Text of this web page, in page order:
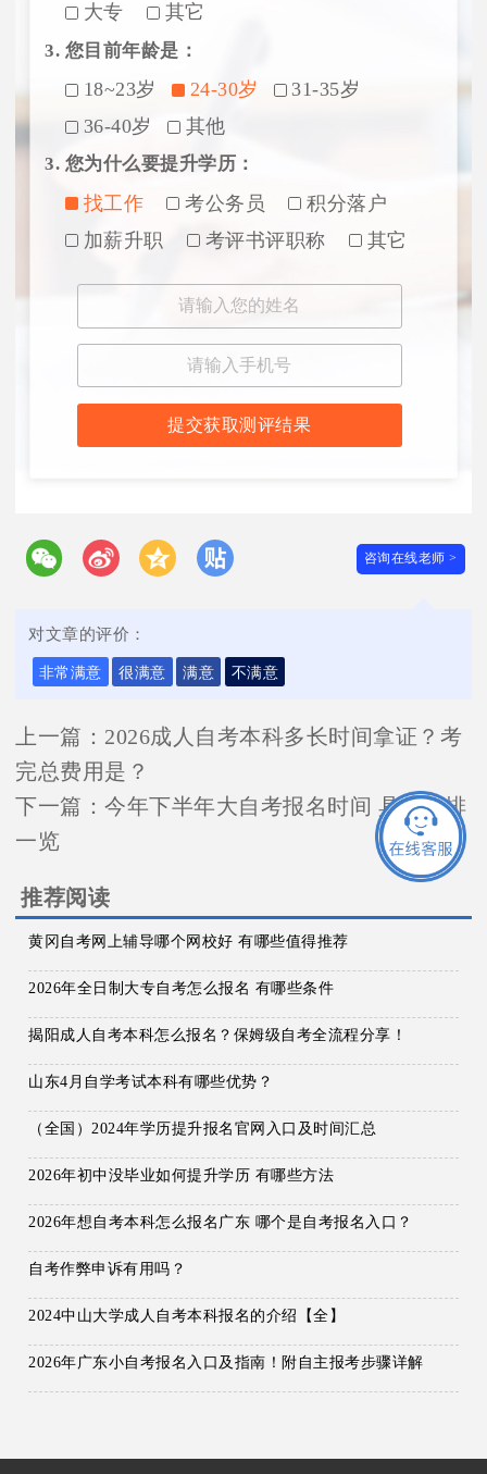
大专
其它
3. 您目前年龄是：
18~23岁 24-30岁
31-35岁
36-40岁
其他
3. 您为什么要提升学历：
找工作 考公务员
积分落户
加薪升职
考评书评职称 其它
提交获取测评结果
咨询在线老师 >
对文章的评价：
非常满意 很满意 满意 不满意
上一篇： 2026成人自考本科多长时间拿证？考
完总费用是？
下一篇：今年下半年大自考报名时间 具体安排
一览
推荐阅读
黄冈自考网上辅导哪个网校好 有哪些值得推荐
2026年全日制大专自考怎么报名 有哪些条件
揭阳成人自考本科怎么报名？保姆级自考全流程分享！
山东4月自学考试本科有哪些优势？
（全国）2024年学历提升报名官网入口及时间汇总
2026年初中没毕业如何提升学历 有哪些方法
2026年想自考本科怎么报名广东 哪个是自考报名入口？
自考作弊申诉有用吗？
2024中山大学成人自考本科报名的介绍【全】
2026年广东小自考报名入口及指南！附自主报考步骤详解